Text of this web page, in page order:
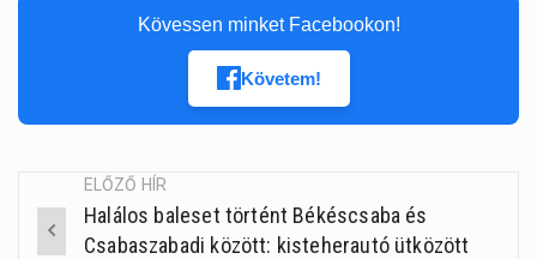
Kövessen minket Facebookon!
Követem!
Post
ELŐZŐ HÍR
Halálos baleset történt Békéscsaba és
Csabaszabadi között: kisteherautó ütközött